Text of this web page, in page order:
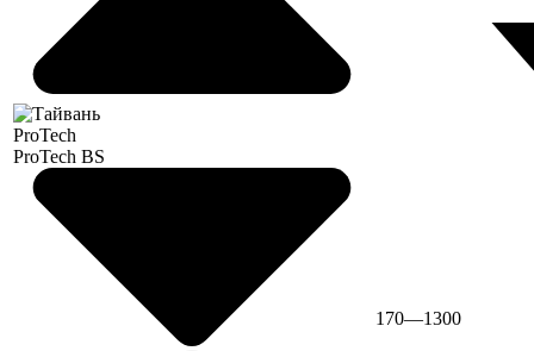
ProTech
ProTech BS
170—1300